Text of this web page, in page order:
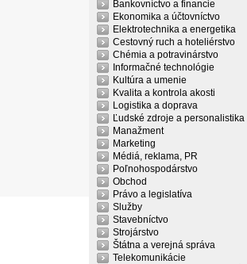
Bankovníctvo a financie
Ekonomika a účtovníctvo
Elektrotechnika a energetika
Cestovný ruch a hoteliérstvo
Chémia a potravinárstvo
Informačné technológie
Kultúra a umenie
Kvalita a kontrola akosti
Logistika a doprava
Ľudské zdroje a personalistika
Manažment
Marketing
Médiá, reklama, PR
Poľnohospodárstvo
Obchod
Právo a legislatíva
Služby
Stavebníctvo
Strojárstvo
Štátna a verejná správa
Telekomunikácie